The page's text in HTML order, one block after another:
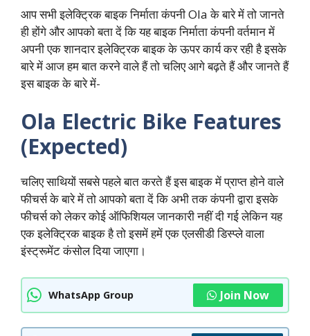
आप सभी इलेक्ट्रिक बाइक निर्माता कंपनी Ola के बारे में तो जानते
ही होंगे और आपको बता दें कि यह बाइक निर्माता कंपनी वर्तमान में
अपनी एक शानदार इलेक्ट्रिक बाइक के ऊपर कार्य कर रही है इसके
बारे में आज हम बात करने वाले हैं तो चलिए आगे बढ़ते हैं और जानते हैं
इस बाइक के बारे में-
Ola Electric Bike Features
(Expected)
चलिए साथियों सबसे पहले बात करते हैं इस बाइक में प्राप्त होने वाले
फीचर्स के बारे में तो आपको बता दें कि अभी तक कंपनी द्वारा इसके
फीचर्स को लेकर कोई ऑफिशियल जानकारी नहीं दी गई लेकिन यह
एक इलेक्ट्रिक बाइक है तो इसमें हमें एक एलसीडी डिस्प्ले वाला
इंस्ट्रूमेंट कंसोल दिया जाएगा।
WhatsApp Group Join Now